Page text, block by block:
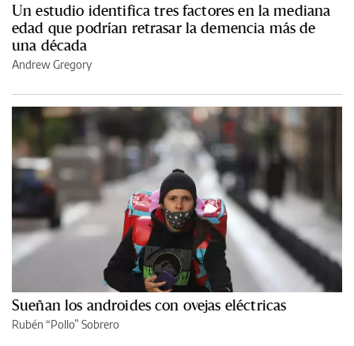
Un estudio identifica tres factores en la mediana
edad que podrían retrasar la demencia más de
una década
Andrew Gregory
Sueñan los androides con ovejas eléctricas
Rubén “Pollo” Sobrero